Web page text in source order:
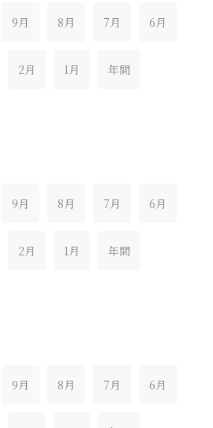
9月 8月 7月 6月
2月 1月 年間
9月 8月 7月 6月
2月 1月 年間
9月 8月 7月 6月